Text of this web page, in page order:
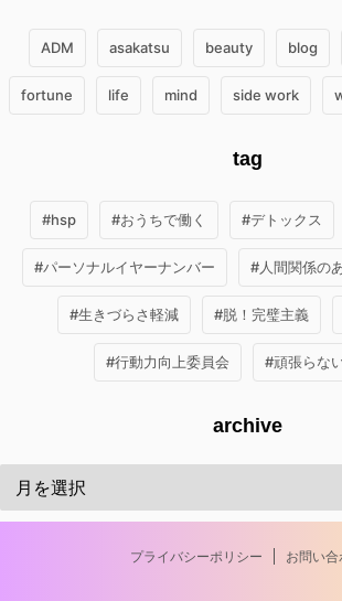
ADM asakatsu beauty blog
fortune life mind side work
tag
#hsp #おうちで働く #デトックス
#パーソナルイヤーナンバー #人間関係の
#生きづらさ軽減 #脱！完璧主義
#行動力向上委員会 #頑張らな
archive
プライバシーポリシー お問い合